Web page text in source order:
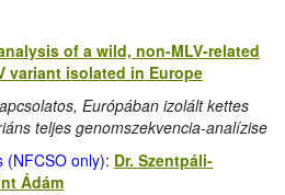
of a wild, non-MLV-related
variant isolated in Europe
Európában izolált kettes
teljes genomszekvencia-analízise
(NFCSO only): Dr. Szentpáli-
Ádám